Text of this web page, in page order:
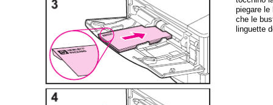
piegare
che le
linguette